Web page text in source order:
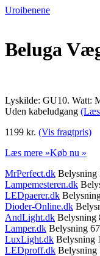
Uroibenene
Beluga
Lyskilde: GU10. Watt:
Uden kabeludgang
1199 kr. (Vis fragtpris)
Læs mere »Køb nu »
MrPerfect.dk Belysning
Lampemesteren.dk
LEDpaerer.dk
Dioder-Online.dk
AndLight.dk Belysning
Lamper.dk Belysning
LuxLight.dk Belysning
LEDproff.dk Belysning